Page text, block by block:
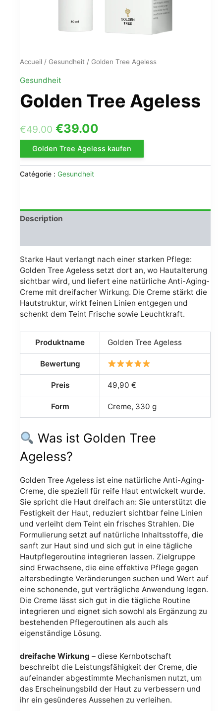
Accueil / Gesundheit / Golden Tree Ageless
Gesundheit
Golden Tree Ageless
€49.00 Le
prix
initial
était :
€39.00
prix
actuel
Golden Tree Ageless kaufen
Catégorie : Gesundheit
Description
Starke Haut verlangt nach einer starken Pflege:
Golden Tree Ageless setzt dort an, wo Hautalterung
sichtbar wird, und liefert eine natürliche Anti-Aging-
Creme mit dreifacher Wirkung. Die Creme stärkt die
Hautstruktur, wirkt feinen Linien entgegen und
schenkt dem Teint Frische sowie Leuchtkraft.
Produktname Golden Tree Ageless
Bewertung
Preis 49,90 €
Form Creme, 330 g
Was ist Golden Tree
Ageless?
Golden Tree Ageless ist eine natürliche Anti-Aging-
Creme, die speziell für reife Haut entwickelt wurde.
Sie spricht die Haut dreifach an: Sie unterstützt die
Festigkeit der Haut, reduziert sichtbar feine Linien
und verleiht dem Teint ein frisches Strahlen. Die
Formulierung setzt auf natürliche Inhaltsstoffe, die
sanft zur Haut sind und sich gut in eine tägliche
Hautpflegeroutine integrieren lassen. Zielgruppe
sind Erwachsene, die eine effektive Pflege gegen
altersbedingte Veränderungen suchen und Wert auf
eine schonende, gut verträgliche Anwendung legen.
Die Creme lässt sich gut in die tägliche Routine
integrieren und eignet sich sowohl als Ergänzung zu
bestehenden Pflegeroutinen als auch als
eigenständige Lösung.
dreifache Wirkung – diese Kernbotschaft
beschreibt die Leistungsfähigkeit der Creme, die
aufeinander abgestimmte Mechanismen nutzt, um
das Erscheinungsbild der Haut zu verbessern und
ihr ein gesünderes Aussehen zu verleihen.